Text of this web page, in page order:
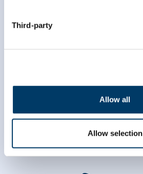
Third-party
Allow all
Allow selection